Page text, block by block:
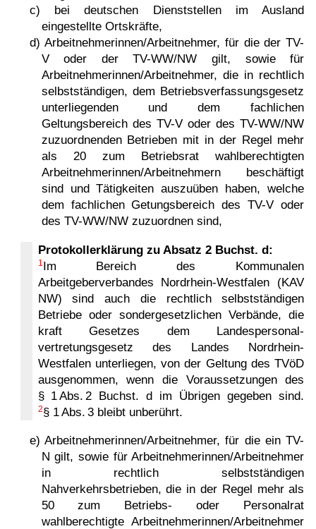
c) bei deutschen Dienststellen im Ausland
eingestellte Ortskräfte,
d) Arbeitnehmerinnen/Arbeitnehmer, für die der TV-
V oder der TV-WW/NW gilt, sowie für
Arbeitnehmerin­nen/Arbeit­nehmer, die in rechtlich
selbstständigen, dem Betriebsverfassungsgesetz
unterliegenden und dem fachlichen
Geltungsbereich des TV-V oder des TV-WW/NW
zuzuordnenden Betrieben mit in der Regel mehr
als 20 zum Betriebsrat wahlberechtigten
Arbeitneh­merinnen/Arbeit­nehmern beschäftigt
sind und Tätigkeiten auszuüben haben, welche
dem fachlichen Getungsbereich des TV-V oder
des TV-WW/NW zuzuordnen sind,
Protokollerklärung zu Absatz 2 Buchst. d:
1 Im Bereich des Kommunalen
Arbeitgeberverbandes Nordrhein-Westfalen (KAV
NW) sind auch die rechtlich selbstständigen
Betriebe oder sondergesetzlichen Verbände, die
kraft Gesetzes dem Landespersonal­
vertretungsgesetz des Landes Nordrhein-
Westfalen unterliegen, von der Geltung des TVöD
ausgenommen, wenn die Voraussetzungen des
§ 1 Abs. 2 Buchst. d im Übrigen gegeben sind.
2§ 1 Abs. 3 bleibt unberührt.
e) Arbeitnehmerinnen/Arbeitnehmer, für die ein TV-
N gilt, sowie für Arbeitnehmerinnen/Arbeitnehmer
in rechtlich selbstständigen
Nahverkehrsbetrieben, die in der Regel mehr als
50 zum Betriebs- oder Personalrat
wahlberechtigte Arbeitneh­merinnen/Arbeit­nehmer